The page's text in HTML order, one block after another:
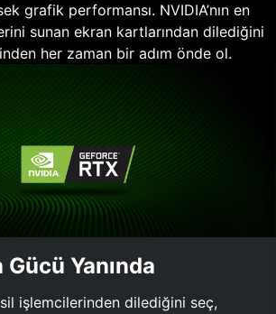
grafik performansı. NVIDIA’nın en
sunan ekran kartlarından dilediğini
her zaman bir adım önde ol.
Yanında
işlemcilerinden dilediğini seç,